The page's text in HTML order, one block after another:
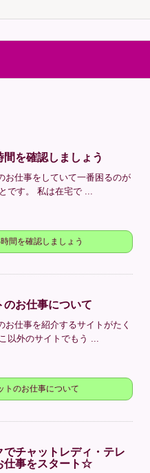
を確認しましょう
お仕事をしていて一番困るのが
です。 私は在宅で ...
間を確認しましょう
のお仕事について
お仕事を紹介するサイトがたく
以外のサイトでもう ...
のお仕事について
でチャットレディ・テレ
仕事をスタート☆